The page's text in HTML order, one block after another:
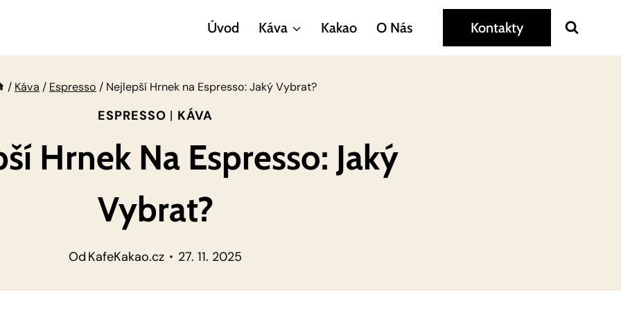
Úvod Káva Kakao O Nás Kontakty
/ Káva / Espresso / Nejlepší Hrnek na Espresso: Jaký Vybrat?
ESPRESSO | KÁVA
Hrnek Na Espresso: Jaký
Vybrat?
Od KafeKakao.cz 27. 11. 2025